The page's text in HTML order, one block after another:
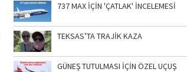
737 MAX İÇİN 'ÇATLAK' İNCELEMESİ
TEKSAS’TA TRAJİK KAZA
GÜNEŞ TUTULMASI İÇİN ÖZEL UÇUŞ